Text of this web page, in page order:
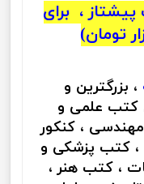
، برای
، بزرگترین و
کتب علمی و
، کنکور
، کتب پزشکی و
، کتب هنر ،